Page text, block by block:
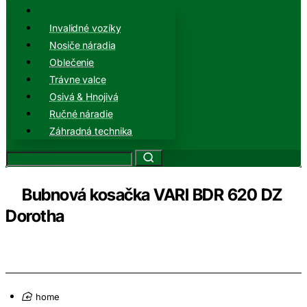
Invalidné vozíky
Nosiče náradia
Oblečenie
Trávne valce
Osivá & Hnojivá
Ručné náradie
Záhradná technika
Bubnová kosačka VARI BDR 620 DZ
Dorotha
home